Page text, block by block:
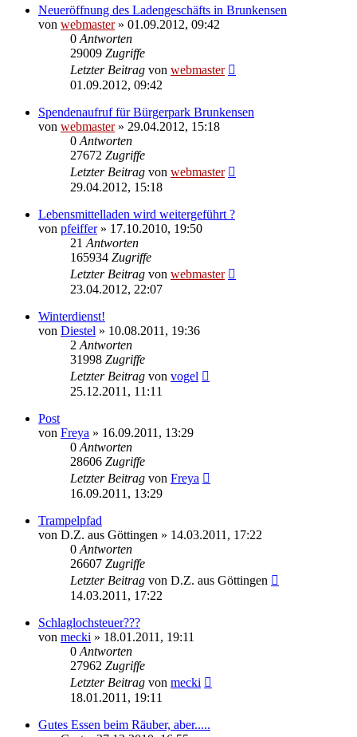
Neueröffnung des Ladengeschäfts in Brunkensen
von webmaster» 01.09.2012, 09:42
0 Antworten
29009 Zugriffe
Letzter Beitrag von webmaster
01.09.2012, 09:42
Spendenaufruf für Bürgerpark Brunkensen
von webmaster» 29.04.2012, 15:18
0 Antworten
27672 Zugriffe
Letzter Beitrag von webmaster
29.04.2012, 15:18
Lebensmittelladen wird weitergeführt ?
von pfeiffer» 17.10.2010, 19:50
21 Antworten
165934 Zugriffe
Letzter Beitrag von webmaster
23.04.2012, 22:07
Winterdienst!
von Diestel » 10.08.2011, 19:36
2 Antworten
31998 Zugriffe
Letzter Beitrag von vogel
25.12.2011, 11:11
Post
von Freya » 16.09.2011, 13:29
0 Antworten
28606 Zugriffe
Letzter Beitrag von Freya
16.09.2011, 13:29
Trampelpfad
von D.Z. aus Göttingen » 14.03.2011, 17:22
0 Antworten
26607 Zugriffe
Letzter Beitrag von D.Z. aus Göttingen
14.03.2011, 17:22
Schlaglochsteuer???
von mecki » 18.01.2011, 19:11
0 Antworten
27962 Zugriffe
Letzter Beitrag von mecki
18.01.2011, 19:11
Gutes Essen beim Räuber, aber.....